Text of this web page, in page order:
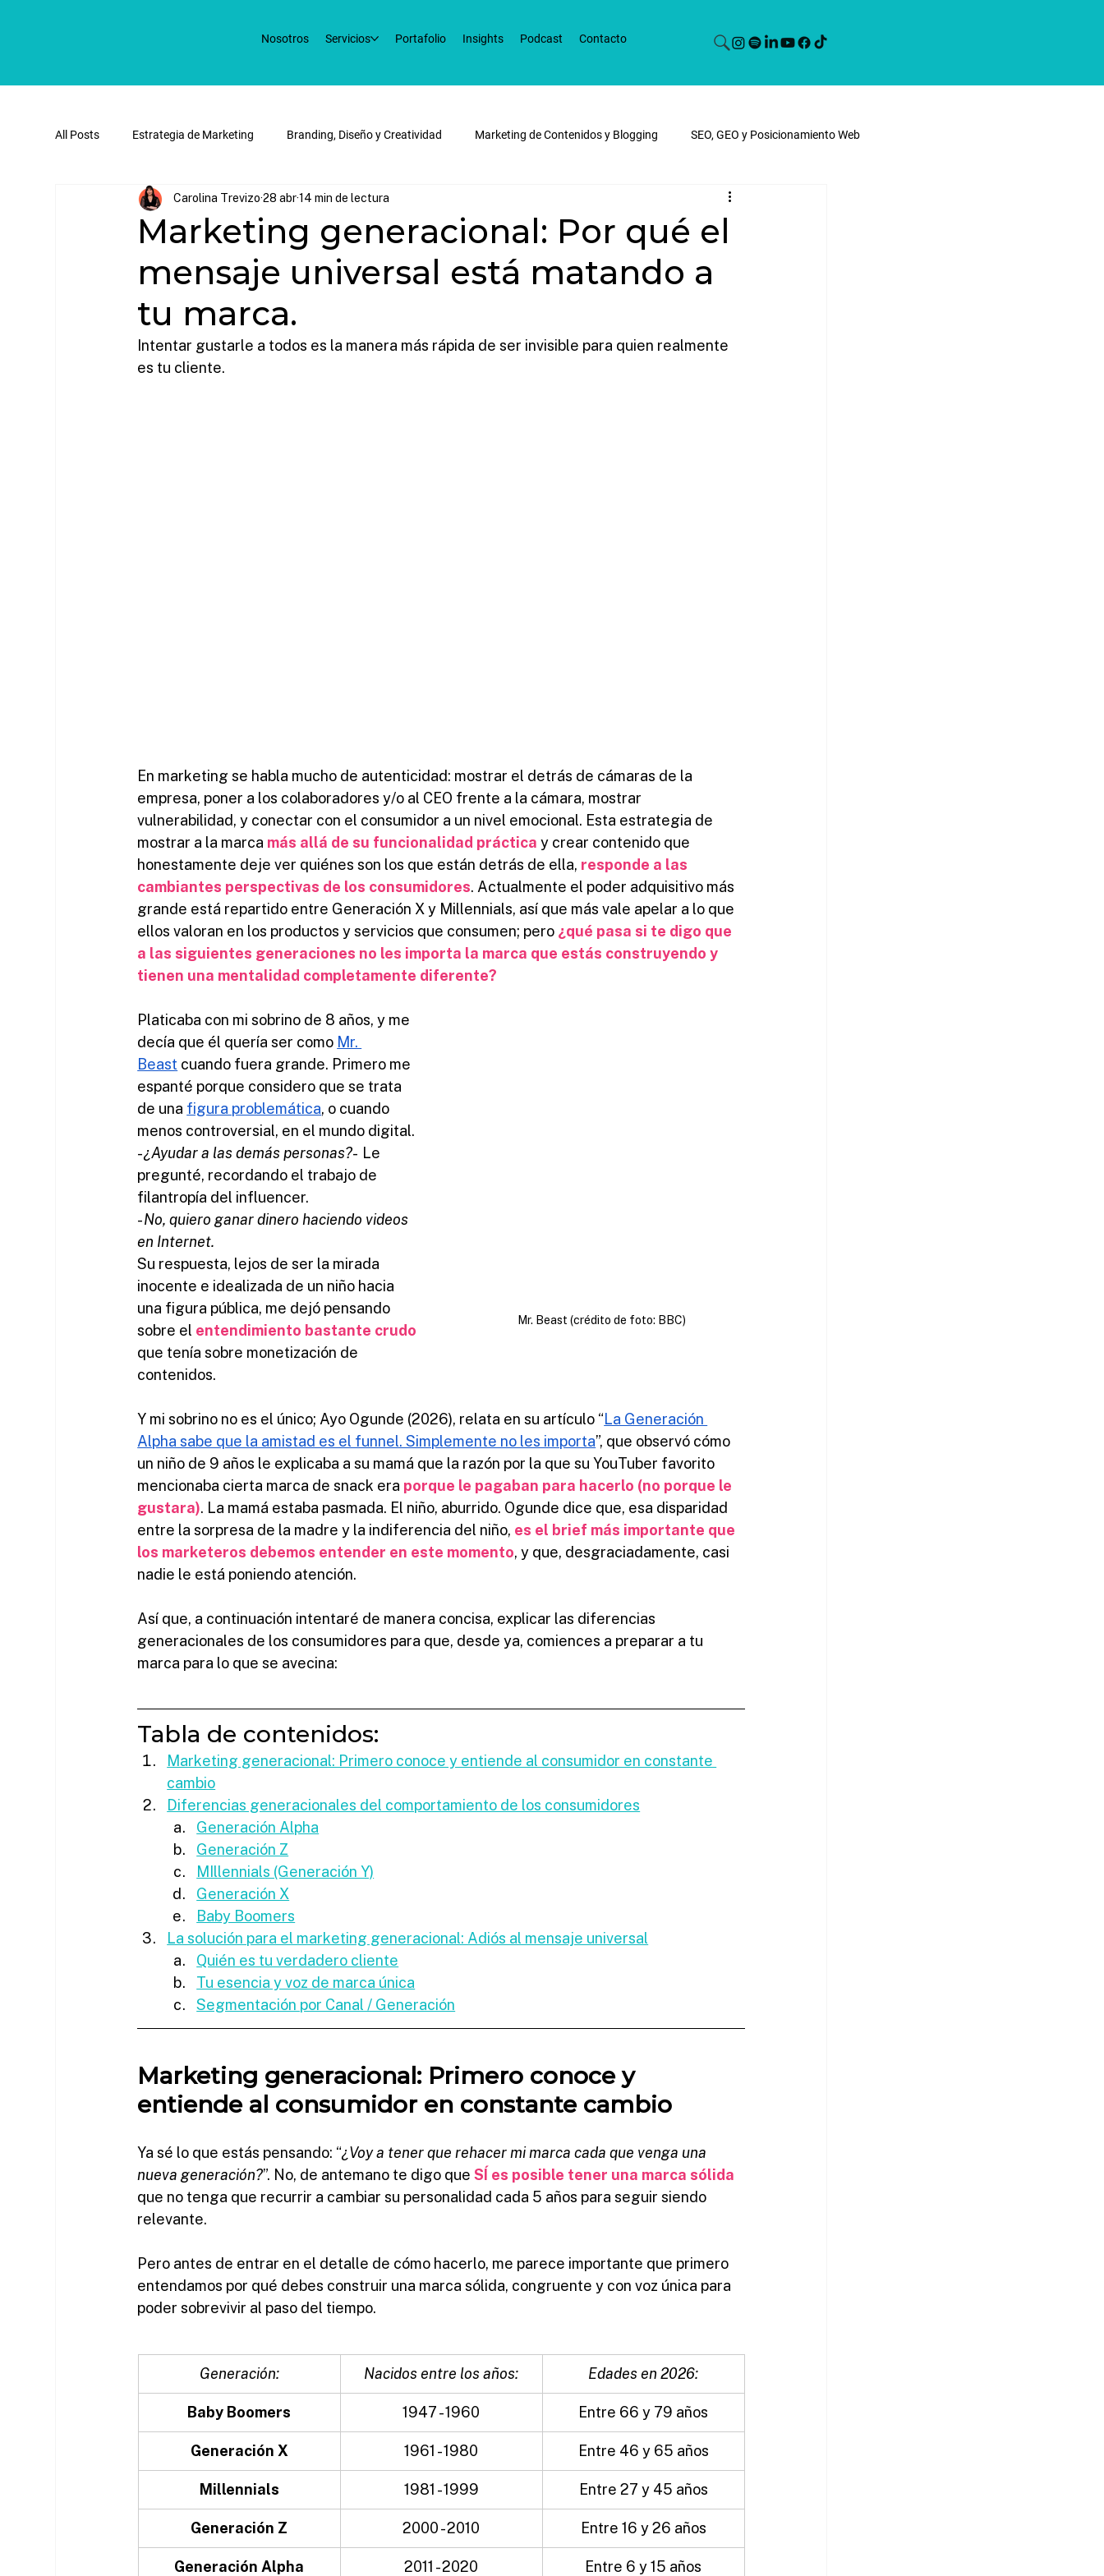
Nosotros Servicios Portafolio Insights Podcast Contacto
All Posts Estrategia de Marketing Branding, Diseño y Creatividad Marketing de Contenidos y Blogging SEO, GEO y Posicionamiento Web
Redes Sociales y Marketing Digital Publicidad Digital y SEM Tendencias de Marketing
Marketing generacional: Por qué el
mensaje universal está matando a
tu marca.
Carolina Trevizo28 abr14 min de lectura
Intentar gustarle a todos es la manera más rápida de ser invisible para quien realmente
es tu cliente.
En marketing se habla mucho de autenticidad: mostrar el detrás de cámaras de la
empresa, poner a los colaboradores y/o al CEO frente a la cámara, mostrar
vulnerabilidad, y conectar con el consumidor a un nivel emocional. Esta estrategia de
mostrar a la marca más allá de su funcionalidad práctica y crear contenido que
honestamente deje ver quiénes son los que están detrás de ella, responde a las
cambiantes perspectivas de los consumidores. Actualmente el poder adquisitivo más
grande está repartido entre Generación X y Millennials, así que más vale apelar a lo que
ellos valoran en los productos y servicios que consumen; pero ¿qué pasa si te digo que
a las siguientes generaciones no les importa la marca que estás construyendo y
tienen una mentalidad completamente diferente?
Mr. Beast (crédito de foto: BBC)
Platicaba con mi sobrino de 8 años, y me
decía que él quería ser como Mr.
Beast cuando fuera grande. Primero me
espanté porque considero que se trata
de una figura problemática, o cuando
menos controversial, en el mundo digital.
- ¿Ayudar a las demás personas?-  Le
pregunté, recordando el trabajo de
filantropía del influencer.
- No, quiero ganar dinero haciendo videos
en Internet.
Su respuesta, lejos de ser la mirada
inocente e idealizada de un niño hacia
una figura pública, me dejó pensando
sobre el entendimiento bastante crudo
que tenía sobre monetización de
contenidos.
Y mi sobrino no es el único; Ayo Ogunde (2026), relata en su artículo “La Generación
Alpha sabe que la amistad es el funnel. Simplemente no les importa”, que observó cómo
un niño de 9 años le explicaba a su mamá que la razón por la que su YouTuber favorito
mencionaba cierta marca de snack era porque le pagaban para hacerlo (no porque le
gustara). La mamá estaba pasmada. El niño, aburrido. Ogunde dice que, esa disparidad
entre la sorpresa de la madre y la indiferencia del niño, es el brief más importante que
los marketeros debemos entender en este momento, y que, desgraciadamente, casi
nadie le está poniendo atención.
Así que, a continuación intentaré de manera concisa, explicar las diferencias
generacionales de los consumidores para que, desde ya, comiences a preparar a tu
marca para lo que se avecina:
Tabla de contenidos:
Marketing generacional: Primero conoce y entiende al consumidor en constante
cambio
Diferencias generacionales del comportamiento de los consumidores
Generación Alpha
Generación Z
MIllennials (Generación Y)
Generación X
Baby Boomers
La solución para el marketing generacional: Adiós al mensaje universal
Quién es tu verdadero cliente
Tu esencia y voz de marca única
Segmentación por Canal / Generación
Marketing generacional: Primero conoce y
entiende al consumidor en constante cambio
Ya sé lo que estás pensando: “¿Voy a tener que rehacer mi marca cada que venga una
nueva generación?”. No, de antemano te digo que SÍ es posible tener una marca sólida
que no tenga que recurrir a cambiar su personalidad cada 5 años para seguir siendo
relevante.
Pero antes de entrar en el detalle de cómo hacerlo, me parece importante que primero
entendamos por qué debes construir una marca sólida, congruente y con voz única para
poder sobrevivir al paso del tiempo.
Generación: Nacidos entre los años: Edades en 2026:
Baby Boomers 1947 - 1960 Entre 66 y 79 años
Generación X 1961 - 1980 Entre 46 y 65 años
Millennials 1981 - 1999 Entre 27 y 45 años
Generación Z 2000 - 2010 Entre 16 y 26 años
Generación Alpha 2011 - 2020 Entre 6 y 15 años